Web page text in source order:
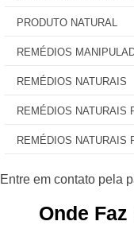
PRODUTO NATURAL
REMÉDIOS
REMÉDIOS NATURAIS
REMÉDIOS NATURAIS
REMÉDIOS NATURAIS
Onde